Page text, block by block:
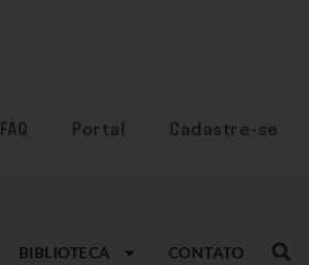
FAQ Portal Cadastre-se
BIBLIOTECA
CONTATO